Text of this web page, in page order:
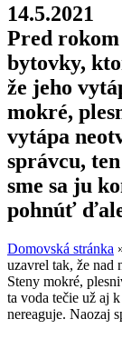
14.5.2021
Pred
bytovky,
že jeho
mokré,
vytápa
správcu,
sme sa ju
pohnúť
Domovská stránka
uzavrel tak, že nad
Steny mokré,
ta voda tečie už aj
nereaguje. Naozaj